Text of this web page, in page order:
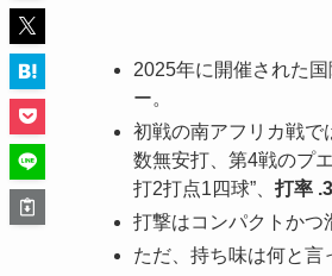
2025年に開催された
ー。
初戦の南アフリカ戦で
数無安打、第4戦のプ
打2打点1四球”、 打率
打撃はコンパクトかつ
ただ、持ち味は何と言